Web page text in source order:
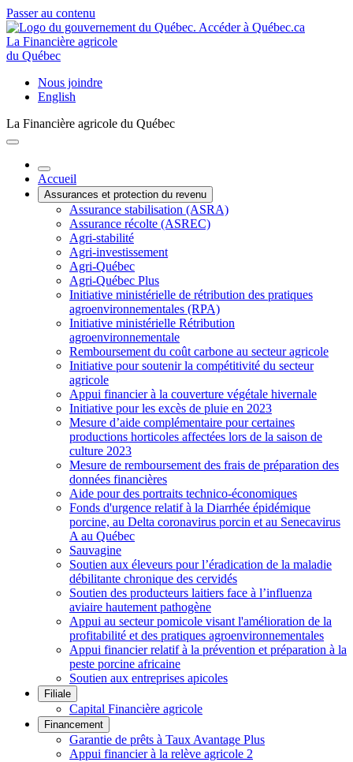
Passer au contenu
La Financière agricole
du Québec
Nous joindre
English
La Financière agricole du Québec
Accueil
Assurances et protection du revenu
Assurance stabilisation (ASRA)
Assurance récolte (ASREC)
Agri-stabilité
Agri-investissement
Agri-Québec
Agri-Québec Plus
Initiative ministérielle de rétribution des pratiques
agroenvironnementales (RPA)
Initiative ministérielle Rétribution
agroenvironnementale
Remboursement du coût carbone au secteur agricole
Initiative pour soutenir la compétitivité du secteur
agricole
Appui financier à la couverture végétale hivernale
Initiative pour les excès de pluie en 2023
Mesure d’aide complémentaire pour certaines
productions horticoles affectées lors de la saison de
culture 2023
Mesure de remboursement des frais de préparation des
données financières
Aide pour des portraits technico-économiques
Fonds d'urgence relatif à la Diarrhée épidémique
porcine, au Delta coronavirus porcin et au Senecavirus
A au Québec
Sauvagine
Soutien aux éleveurs pour l’éradication de la maladie
débilitante chronique des cervidés
Soutien des producteurs laitiers face à l’influenza
aviaire hautement pathogène
Appui au secteur pomicole visant l'amélioration de la
profitabilité et des pratiques agroenvironnementales
Appui financier relatif à la prévention et préparation à la
peste porcine africaine
Soutien aux entreprises apicoles
Filiale
Capital Financière agricole
Financement
Garantie de prêts à Taux Avantage Plus
Appui financier à la relève agricole 2